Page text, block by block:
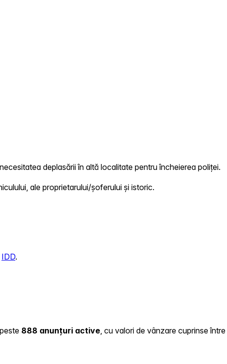
deplasării în altă localitate pentru încheierea poliței.
ale proprietarului/șoferului și istoric.
IDD.
888 anunțuri active , cu valori de vânzare cuprinse între